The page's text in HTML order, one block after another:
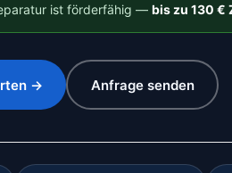
ist förderfähig — bis zu 130 €
→ Anfrage senden